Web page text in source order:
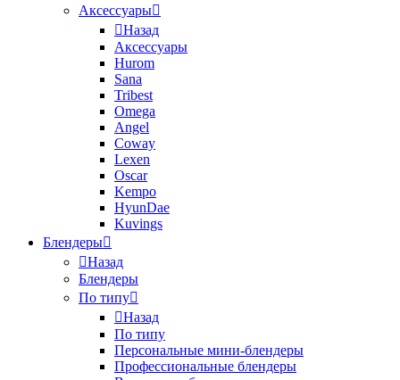
Аксессуары
Назад
Аксессуары
Hurom
Sana
Tribest
Omega
Angel
Coway
Lexen
Oscar
Kempo
HyunDae
Kuvings
Блендеры
Назад
Блендеры
По типу
Назад
По типу
Персональные мини-блендеры
Профессиональные блендеры